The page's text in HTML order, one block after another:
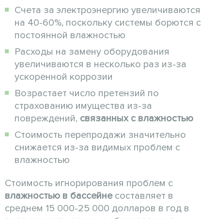
Счета за электроэнергию увеличиваются
на 40-60%, поскольку системы борются с
постоянной влажностью
Расходы на замену оборудования
увеличиваются в несколько раз из-за
ускоренной коррозии
Возрастает число претензий по
страхованию имущества из-за
повреждений, связанных с влажностью
Стоимость перепродажи значительно
снижается из-за видимых проблем с
влажностью
Стоимость игнорирования проблем с
влажностью в бассейнесоставляет в
среднем 15 000-25 000 долларов в год в